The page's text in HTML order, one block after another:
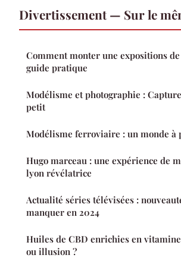
Divertissement — Sur le
Comment monter une expositions
guide pratique
Modélisme et photographie :
petit
Modélisme ferroviaire : un monde à
Hugo marceau : une expérience de
lyon révélatrice
Actualité séries télévisées :
manquer en 2024
Huiles de CBD enrichies en
ou illusion ?